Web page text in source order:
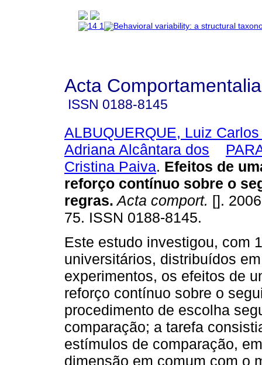
Acta Comportamentalia
ISSN 0188-8145
ALBUQUERQUE, Luiz
Adriana Alcântara dos
Cristina Paiva. Efeitos de
reforço contínuo sobre o
regras. Acta comport. [].
75. ISSN 0188-8145.
Este estudo investigou, com
universitários, distribuídos
experimentos, os efeitos de
reforço contínuo sobre o
procedimento de escolha
comparação; a tarefa
estímulos de comparação,
dimensão em comum com o